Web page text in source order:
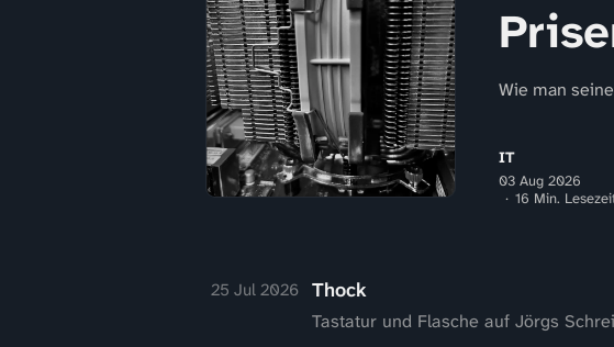
Wie man
IT
03 Aug 2026
16 Min.
25 Jul 2026 Thock
Tastatur und Flasche auf Jörgs